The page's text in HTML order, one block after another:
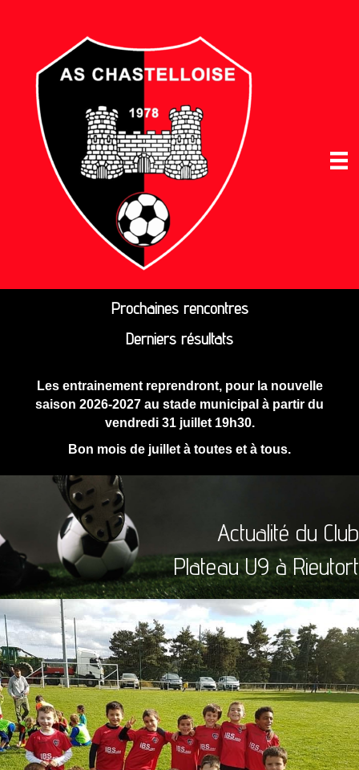
Prochaines rencontres
Derniers résultats
Les entrainement reprendront, pour la nouvelle
saison 2026-2027 au stade municipal à partir du
vendredi 31 juillet 19h30.
Bon mois de juillet à toutes et à tous.
Actualité du Club
Plateau U9 à Rieutort